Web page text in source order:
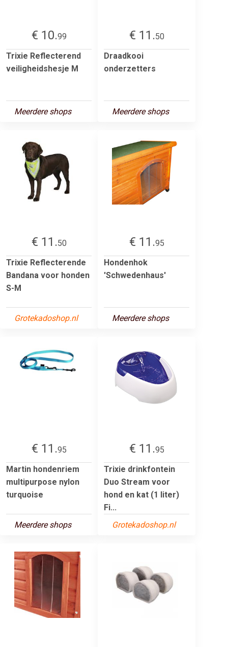
€ 10.99
Trixie Reflecterend
veiligheidshesje M
Meerdere shops
€ 11.50
Draadkooi
onderzetters
Meerdere shops
€ 11.50
Trixie Reflecterende
Bandana voor honden
S-M
Grotekadoshop.nl
€ 11.95
Hondenhok
'Schwedenhaus'
Meerdere shops
€ 11.95
Martin hondenriem
multipurpose nylon
turquoise
Meerdere shops
€ 11.95
Trixie drinkfontein
Duo Stream voor
hond en kat (1 liter)
Fi...
Grotekadoshop.nl